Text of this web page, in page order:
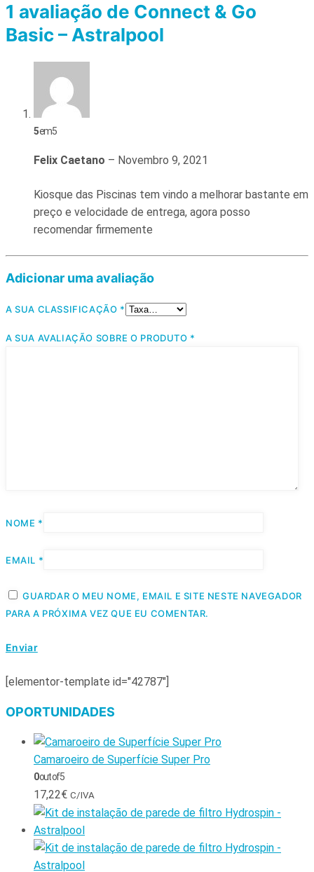
1 avaliação de Connect & Go
Basic – Astralpool
5em 5
Felix Caetano – Novembro 9, 2021
Kiosque das Piscinas tem vindo a melhorar bastante em
preço e velocidade de entrega, agora posso
recomendar firmemente
Adicionar uma avaliação
A SUA CLASSIFICAÇÃO *
A SUA AVALIAÇÃO SOBRE O PRODUTO *
NOME *
EMAIL *
GUARDAR O MEU NOME, EMAIL E SITE NESTE NAVEGADOR
PARA A PRÓXIMA VEZ QUE EU COMENTAR.
[elementor-template id="42787"]
OPORTUNIDADES
Camaroeiro de Superfície Super Pro
0out of 5
17,22€ C/IVA